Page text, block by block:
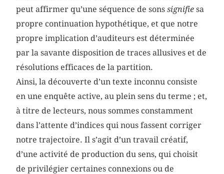
peut affirmer qu’une séquence de sonssignifiesa
propre continuation hypothétique, et que notre
propre implication d’auditeurs est déterminée
par la savante disposition de traces allusives et de
résolutions efficaces de la partition.
Ainsi, la découverte d’un texte inconnu consiste
en une enquête active, au plein sens du terme ; et,
à titre de lecteurs, nous sommes constamment
dans l’attente d’indices qui nous fassent corriger
notre trajectoire. Il s’agit d’un travail créatif,
d’une activité de production du sens, qui choisit
de privilégier certaines connexions ou de